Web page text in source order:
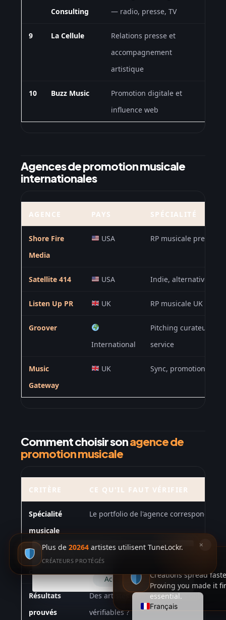
Consulting
— radio, presse, TV
9 La Cellule
Relations presse et
accompagnement
artistique
10 Buzz Music
Promotion digitale et
influence web
Agences de promotion musicale
internationales
AGENCE PAYS SPÉCIALITÉ
Shore Fire
Media
USA RP musicale
Satellite 414 USA Indie, alternative, rock
Listen Up PR UK RP musicale UK et
Groover
International
Pitching curateurs et
service
Music
Gateway
UK Sync, promotion,
Comment choisir sonagence de
promotion musicale
CRITÈRE CE QU'IL FAUT VÉRIFIER
Spécialité
musicale
Le portfolio de l'agence correspond-il à
Canaux
Résultats
prouvés
Des artistes similaires ont-ils obtenu
vérifiables ?
Plus de 20264artistes utilisent TuneLockr.
CRÉATEURS PROTÉGÉS
×
Creations spread
Proving you made it
essential.
This website uses cookies to improve
your web experience.
Accept
Français
English (UK)
Español